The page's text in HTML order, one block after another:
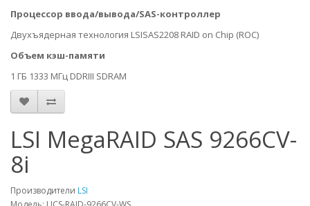
Процессор ввода/вывода/SAS-контроллер
Двухъядерная технология LSISAS2208 RAID on Chip (ROC)
Объем кэш-памяти
1 ГБ 1333 МГц DDRIII SDRAM
LSI MegaRAID SAS 9266CV-
8i
Производители LSI